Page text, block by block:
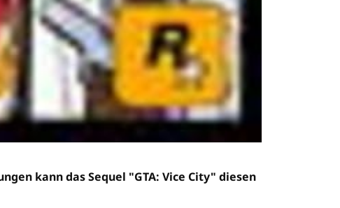
kann das Sequel "GTA: Vice City" diesen